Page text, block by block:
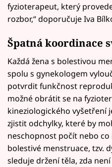
fyzioterapeut, který
rozbor,“ doporučuje Iva
Špatná koordinace
Každá žena s bolestivou
spolu s gynekologem
potvrdit funkčnost
možné obrátit se na
kineziologického vyšetření
zjistit odchylky, které by
neschopnost počít nebo
bolestivé menstruace, tzv.
sleduje držení těla, zda